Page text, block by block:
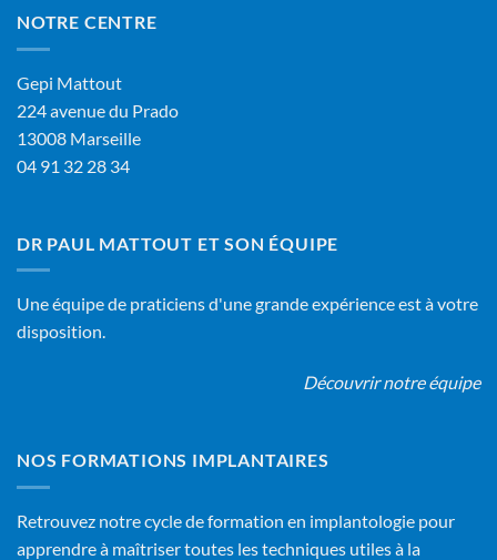
NOTRE CENTRE
Gepi Mattout
224 avenue du Prado
13008 Marseille
04 91 32 28 34
DR PAUL MATTOUT ET SON ÉQUIPE
Une équipe de praticiens d'une grande expérience est à votre
disposition.
Découvrir notre équipe
NOS FORMATIONS IMPLANTAIRES
Retrouvez notre cycle de formation en implantologie pour
apprendre à maîtriser toutes les techniques utiles à la